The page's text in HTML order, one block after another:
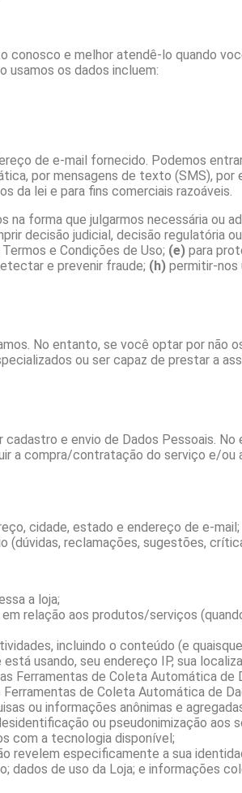
conosco e melhor atendê-lo quando
usamos os dados incluem:
de e-mail fornecido. Podemos
por mensagens de texto (SMS), por
da lei e para fins comerciais razoáveis.
forma que julgarmos necessária ou
decisão judicial, decisão regulatória
e Condições de Uso; (e) para
e prevenir fraude; (h) permitir-nos
No entanto, se você optar por não
ou ser capaz de prestar a
e envio de Dados Pessoais.
a compra/contratação do serviço e/
cidade, estado e endereço de e-mail;
(dúvidas, reclamações, sugestões,
a loja;
relação aos produtos/serviços
incluindo o conteúdo (e
usando, seu endereço IP, sua
Ferramentas de Coleta Automática de
de Coleta Automática de
ou informações anônimas e
ou pseudonimização aos
com a tecnologia disponível;
revelem especificamente a sua
dados de uso da Loja; e informações